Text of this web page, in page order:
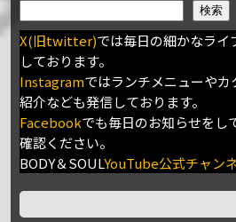
検索
X(旧twitter)では毎日の細かなライ
しております。
Instagramではランチメニューや
紹介なども発信しております。
Facebookでも毎日のお知らせをし
確認ください。
BODY＆SOULYouTube公式チャン